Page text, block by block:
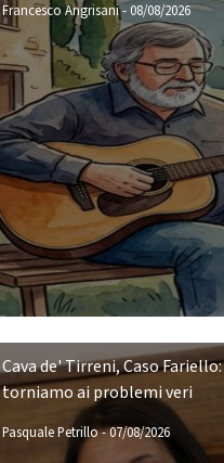
Francesco Angrisani-08/08/2026
Cava de' Tirreni, Caso
torniamo ai problemi veri
Pasquale Petrillo-07/08/2026